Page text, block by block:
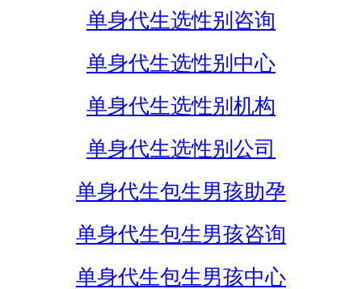
单身代生选性别咨询
单身代生选性别中心
单身代生选性别机构
单身代生选性别公司
单身代生包生男孩助孕
单身代生包生男孩咨询
单身代生包生男孩中心